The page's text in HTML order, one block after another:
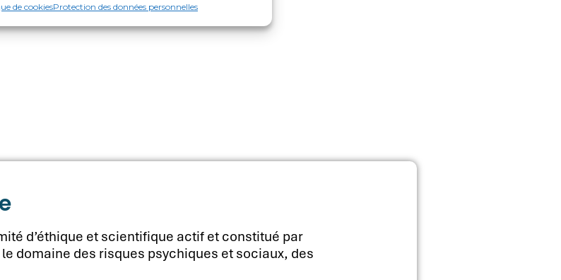
de cookiesProtection des données personnelles
d’éthique et scientifique actif et constitué par
domaine des risques psychiques et sociaux, des